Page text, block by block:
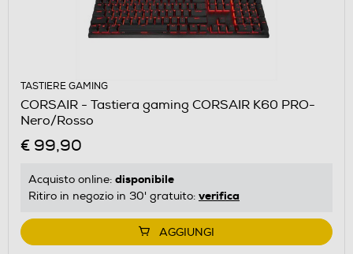
TASTIERE GAMING
CORSAIR - Tastiera gaming CORSAIR K60 PRO-
Nero/Rosso
€ 99,90
Acquisto online: disponibile
Ritiro in negozio in 30' gratuito: verifica
AGGIUNGI